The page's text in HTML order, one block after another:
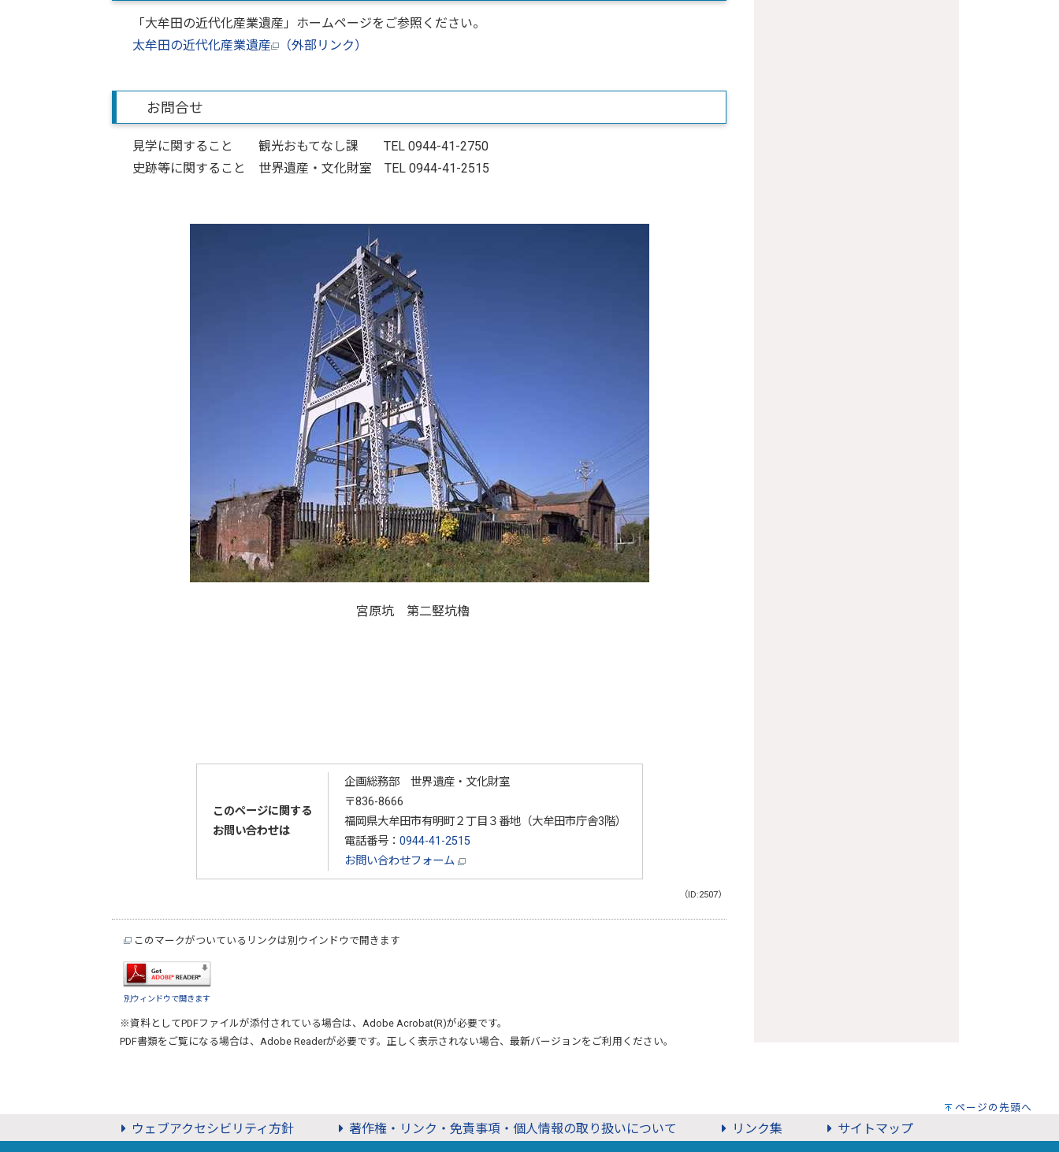
「大牟田の近代化産業遺産」ホームページをご参照ください。
太牟田の近代化産業遺産
（外部リンク）
お問合せ
見学に関すること 観光おもてなし課 TEL 0944-41-2750
史跡等に関すること 世界遺産・文化財室 TEL 0944-41-2515
宮原坑 第二竪坑櫓
このページに関する
お問い合わせは
企画総務部 世界遺産・文化財室
〒836-8666
福岡県大牟田市有明町２丁目３番地（大牟田市庁舎3階）
電話番号： 0944-41-2515
お問い合わせフォーム
（ID:2507）
このマークがついているリンクは別ウインドウで開きます
別ウィンドウで開きます
※資料としてPDFファイルが添付されている場合は、 Adobe Acrobat(R)が必要です。
PDF書類をご覧になる場合は、 Adobe Readerが必要です。正しく表示されない場合、最新バージョンをご利用ください。
ページの先頭へ
ウェブアクセシビリティ方針 著作権・リンク・免責事項・個人情報の取り扱いについて リンク集 サイトマップ